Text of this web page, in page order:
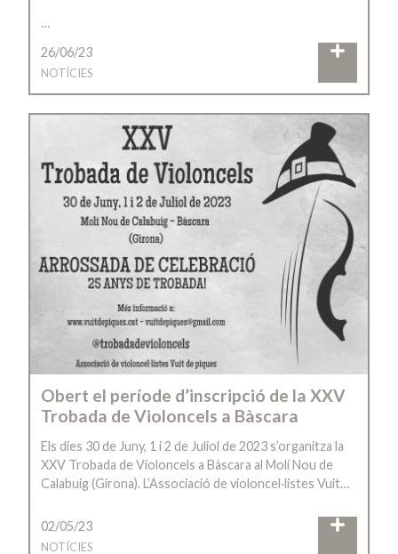
…
26/06/23
NOTÍCIES
Obert el període d’inscripció de la XXV
Trobada de Violoncels a Bàscara
Els dies 30 de Juny, 1 i 2 de Juliol de 2023 s’organitza la
XXV Trobada de Violoncels a Bàscara al Molí Nou de
Calabuig (Girona). L’Associació de violoncel·listes Vuit…
02/05/23
NOTÍCIES